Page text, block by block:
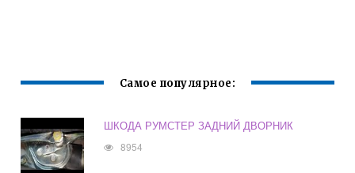
Самое популярное:
ШКОДА РУМСТЕР ЗАДНИЙ ДВОРНИК
8954